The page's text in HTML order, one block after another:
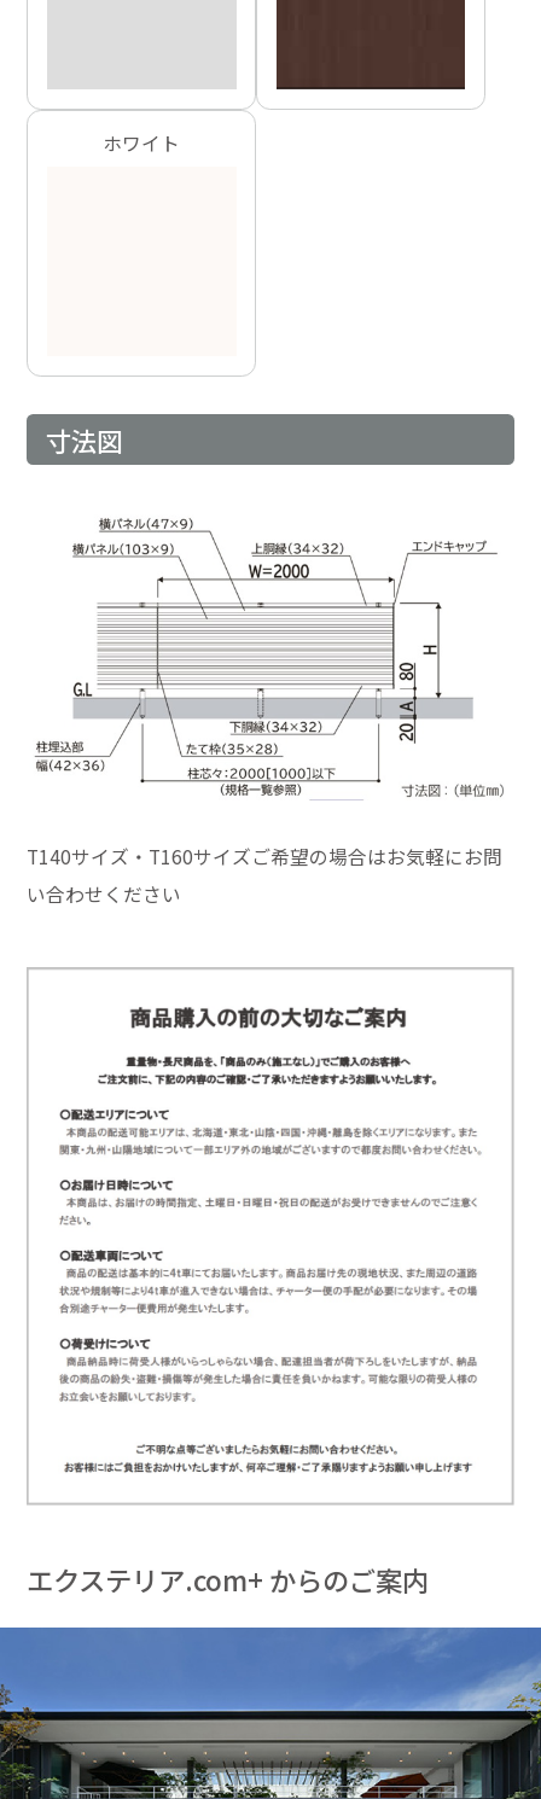
ホワイト
寸法図
T140サイズ・T160サイズご希望の場合はお気軽にお問
い合わせください
エクステリア.com+ からのご案内